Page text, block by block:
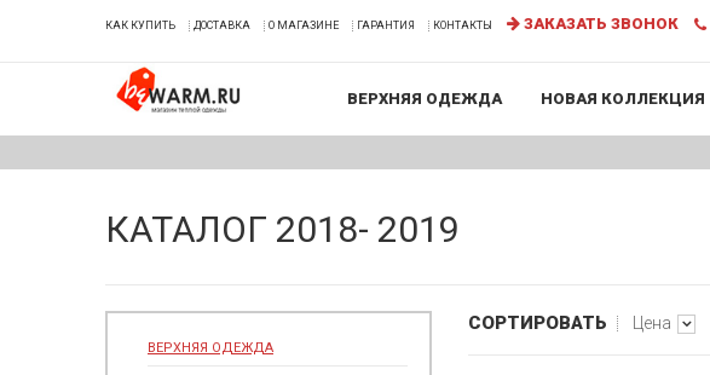
КАК КУПИТЬ ДОСТАВКА О МАГАЗИНЕ ГАРАНТИЯ КОНТАКТЫ ЗАКАЗАТЬ ЗВОНОК
ВЕРХНЯЯ ОДЕЖДА НОВАЯ КОЛЛЕКЦИЯ
КАТАЛОГ 2018- 2019
ВЕРХНЯЯ ОДЕЖДА
СОРТИРОВАТЬ Цена